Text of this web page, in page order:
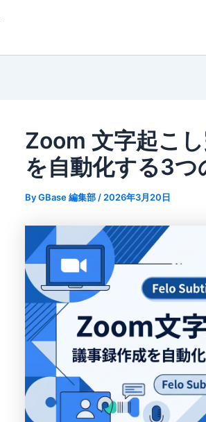
Zoom 文字起こ
を自動化する3つ
ByGBase 編集部 / 2026年3月20日